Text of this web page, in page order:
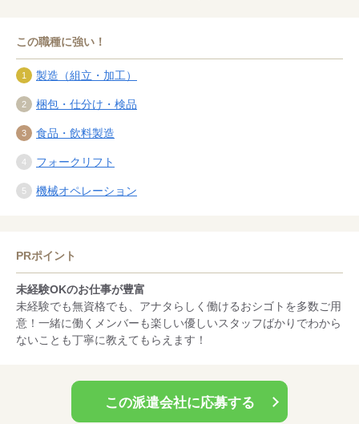
この職種に強い！
製造（組立・加工）
梱包・仕分け・検品
食品・飲料製造
フォークリフト
機械オペレーション
PRポイント
未経験OKのお仕事が豊富
未経験でも無資格でも、アナタらしく働けるおシゴトを多数ご用
意！一緒に働くメンバーも楽しい優しいスタッフばかりでわから
ないことも丁寧に教えてもらえます！
この派遣会社に応募する